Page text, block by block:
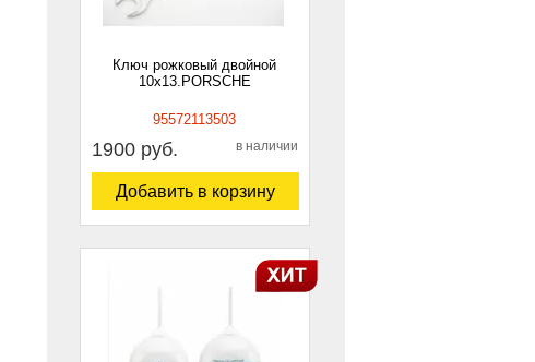
Ключ рожковый двойной
10х13.PORSCHE
95572113503
1900 руб. в наличии
Добавить в корзину